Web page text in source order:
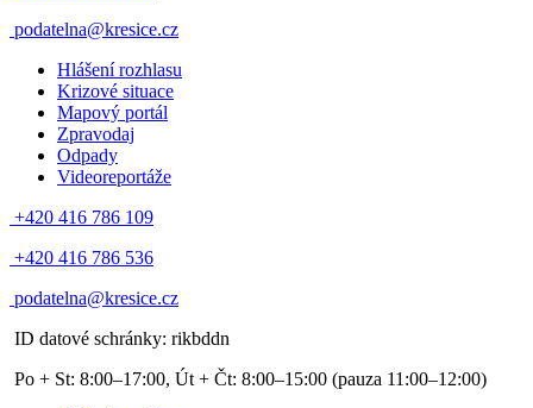
podatelna@kresice.cz
Hlášení rozhlasu
Krizové situace
Mapový portál
Zpravodaj
Odpady
Videoreportáže
+420 416 786 109
+420 416 786 536
podatelna@kresice.cz
ID datové schránky: rikbddn
Po + St: 8:00–17:00, Út + Čt: 8:00–15:00 (pauza 11:00–12:00)